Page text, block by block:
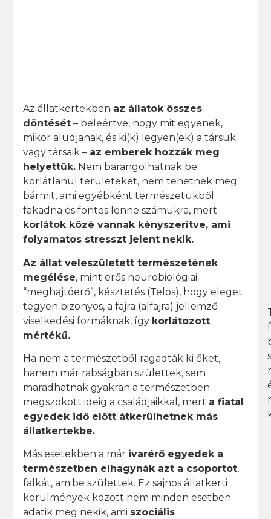
Az állatkertekben az állatok összes
döntését – beleértve, hogy mit egyenek,
mikor aludjanak, és ki(k) legyen(ek) a társuk
vagy társaik – az emberek hozzák meg
helyettük. Nem barangolhatnak be
korlátlanul területeket, nem tehetnek meg
bármit, ami egyébként természetükből
fakadna és fontos lenne számukra, mert
korlátok közé vannak kényszerítve, ami
folyamatos stresszt jelent nekik.
Az állat veleszületett természetének
megélése, mint erős neurobiológiai
“meghajtóerő”, késztetés (Telos), hogy eleget
tegyen bizonyos, a fajra (alfajra) jellemző
viselkedési formáknak, így korlátozott
mértékű.
Ha nem a természetből ragadták ki őket,
hanem már rabságban születtek, sem
maradhatnak gyakran a természetben
megszokott ideig a családjaikkal, mert a fiatal
egyedek idő előtt átkerülhetnek más
állatkertekbe.
Más esetekben a már ivarérő egyedek a
természetben elhagynák azt a csoportot,
falkát, amibe születtek. Ez sajnos állatkerti
körülmények között nem minden esetben
adatik meg nekik, ami szociális